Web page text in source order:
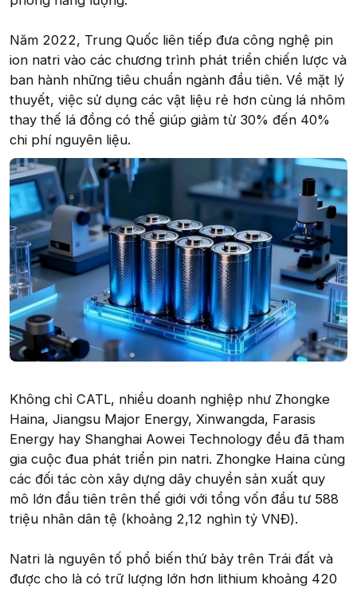
Năm 2022, Trung Quốc liên tiếp đưa công nghệ pin
ion natri vào các chương trình phát triển chiến lược và
ban hành những tiêu chuẩn ngành đầu tiên. Về mặt lý
thuyết, việc sử dụng các vật liệu rẻ hơn cùng lá nhôm
thay thế lá đồng có thể giúp giảm từ 30% đến 40%
chi phí nguyên liệu.
Không chỉ CATL, nhiều doanh nghiệp như Zhongke
Haina, Jiangsu Major Energy, Xinwangda, Farasis
Energy hay Shanghai Aowei Technology đều đã tham
gia cuộc đua phát triển pin natri. Zhongke Haina cùng
các đối tác còn xây dựng dây chuyền sản xuất quy
mô lớn đầu tiên trên thế giới với tổng vốn đầu tư 588
triệu nhân dân tệ (khoảng 2,12 nghìn tỷ VNĐ).
Natri là nguyên tố phổ biến thứ bảy trên Trái đất và
được cho là có trữ lượng lớn hơn lithium khoảng 420